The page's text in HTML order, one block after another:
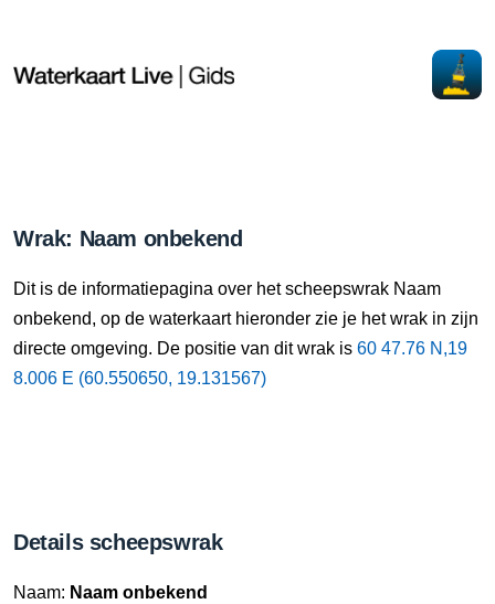
Wrak: Naam onbekend
Dit is de informatiepagina over het scheepswrak Naam
onbekend, op de waterkaart hieronder zie je het wrak in zijn
directe omgeving. De positie van dit wrak is 60 47.76 N,19
8.006 E (60.550650, 19.131567)
Details scheepswrak
Naam: Naam onbekend